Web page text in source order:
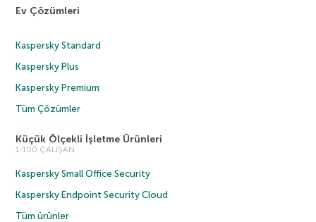
Ev Çözümleri
Kaspersky Standard
Kaspersky Plus
Kaspersky Premium
Tüm Çözümler
Küçük Ölçekli İşletme Ürünleri
1-100 ÇALIŞAN
Kaspersky Small Office Security
Kaspersky Endpoint Security Cloud
Tüm ürünler